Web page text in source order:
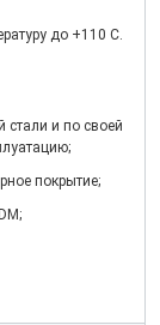
до +110 С.
стали и по своей
покрытие;